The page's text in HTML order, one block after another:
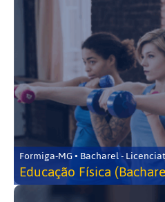
Formiga-MG • Bacharel -
Educação Física